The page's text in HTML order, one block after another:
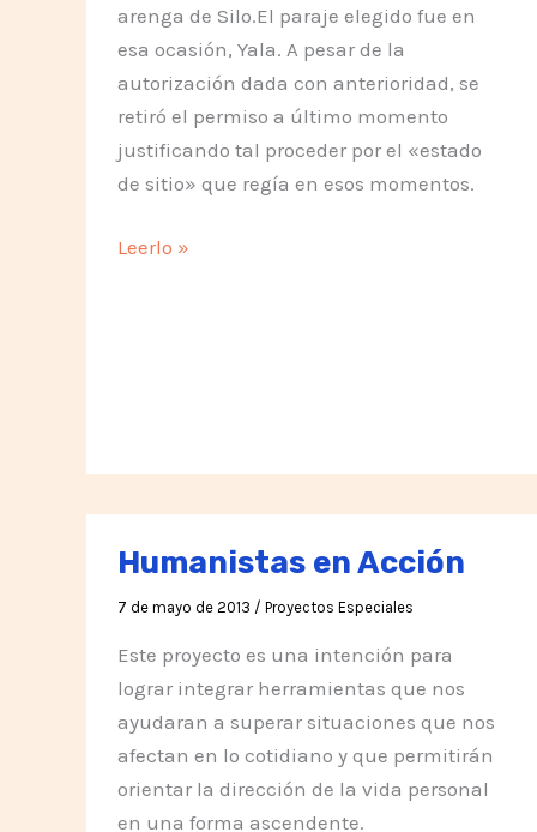
arenga de Silo.El paraje elegido fue en
esa ocasión, Yala. A pesar de la
autorización dada con anterioridad, se
retiró el permiso a último momento
justificando tal proceder por el «estado
de sitio» que regía en esos momentos.
Arenga
Leerlo »
Humanistas en Acción
7 de mayo de 2013 / Proyectos Especiales
Este proyecto es una intención para
lograr integrar herramientas que nos
ayudaran a superar situaciones que nos
afectan en lo cotidiano y que permitirán
orientar la dirección de la vida personal
en una forma ascendente.